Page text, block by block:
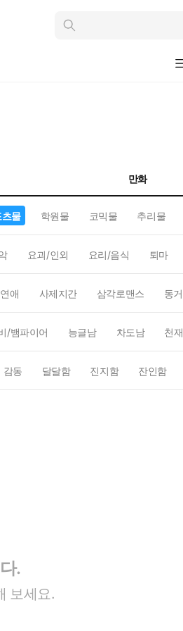
인
만화
츠물 학원물 코믹물 추리물
요괴/인외 요리/음식 퇴마
애 사제지간 삼각로맨스 동거
/뱀파이어 능글남 차도남 천재
감동 달달함 진지함 잔인함
.
보세요.